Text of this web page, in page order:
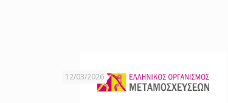
12/03/2026